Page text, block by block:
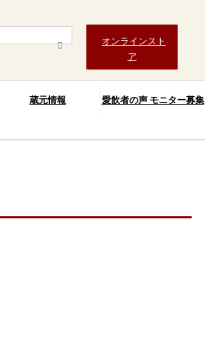
オンラインスト
ア
蔵元情報 愛飲者の声 モニター募集